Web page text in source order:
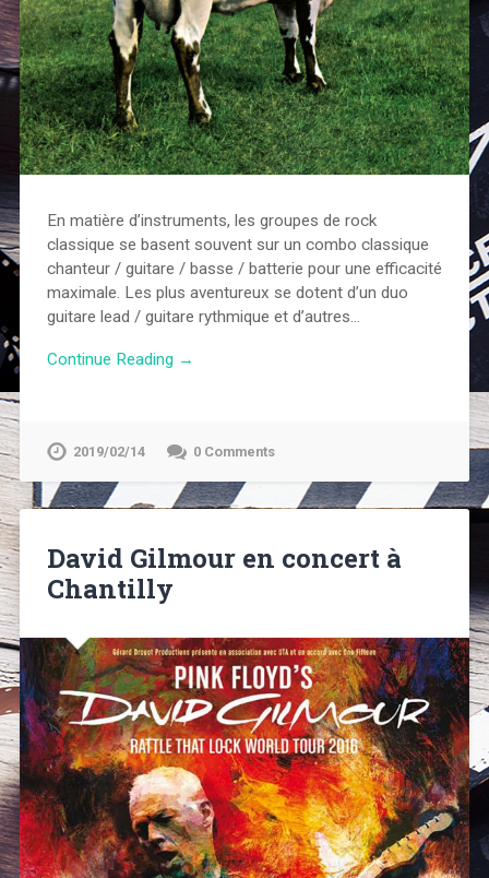
En matière d’instruments, les groupes de rock
classique se basent souvent sur un combo classique
chanteur / guitare / basse / batterie pour une efficacité
maximale. Les plus aventureux se dotent d’un duo
guitare lead / guitare rythmique et d’autres…
Continue Reading →
2019/02/14 0 Comments
David Gilmour en concert à
Chantilly